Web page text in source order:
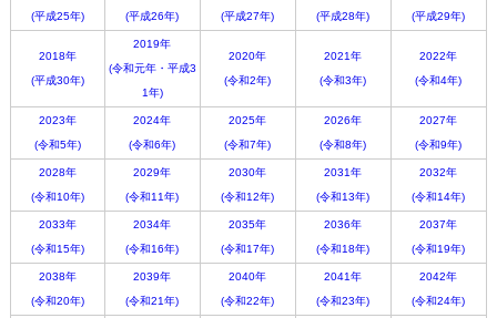
(平成25年)
(平成26年)
(平成27年)
(平成28年)
(平成29年)
2018年
(平成30年)
2019年
(令和元年・平成3
1年)
2020年
(令和2年)
2021年
(令和3年)
2022年
(令和4年)
2023年
(令和5年)
2024年
(令和6年)
2025年
(令和7年)
2026年
(令和8年)
2027年
(令和9年)
2028年
(令和10年)
2029年
(令和11年)
2030年
(令和12年)
2031年
(令和13年)
2032年
(令和14年)
2033年
(令和15年)
2034年
(令和16年)
2035年
(令和17年)
2036年
(令和18年)
2037年
(令和19年)
2038年
(令和20年)
2039年
(令和21年)
2040年
(令和22年)
2041年
(令和23年)
2042年
(令和24年)